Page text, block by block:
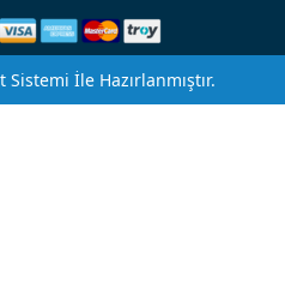
Sistemi İle Hazırlanmıştır.